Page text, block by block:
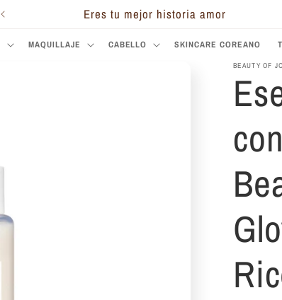
Eres tu mejor historia amor
MAQUILLAJE CABELLO SKINCARE COREANO
BEAUTY OF